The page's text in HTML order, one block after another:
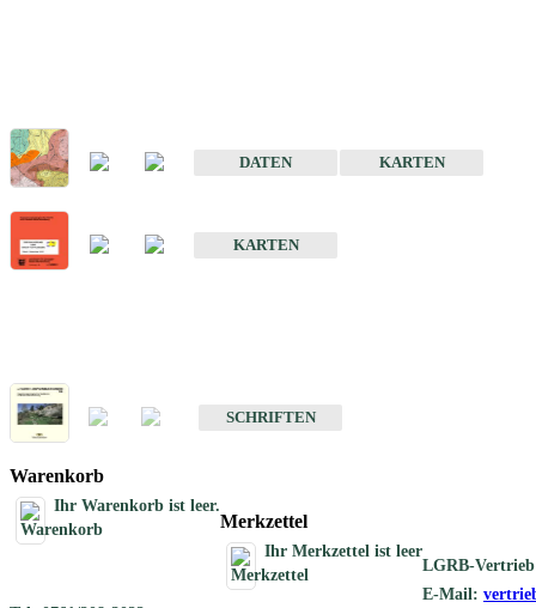
DATEN
KARTEN
KARTEN
SCHRIFTEN
Warenkorb
Ihr Warenkorb ist leer.
Merkzettel
Ihr Merkzettel ist leer
LGRB-Vertrieb
E-Mail: